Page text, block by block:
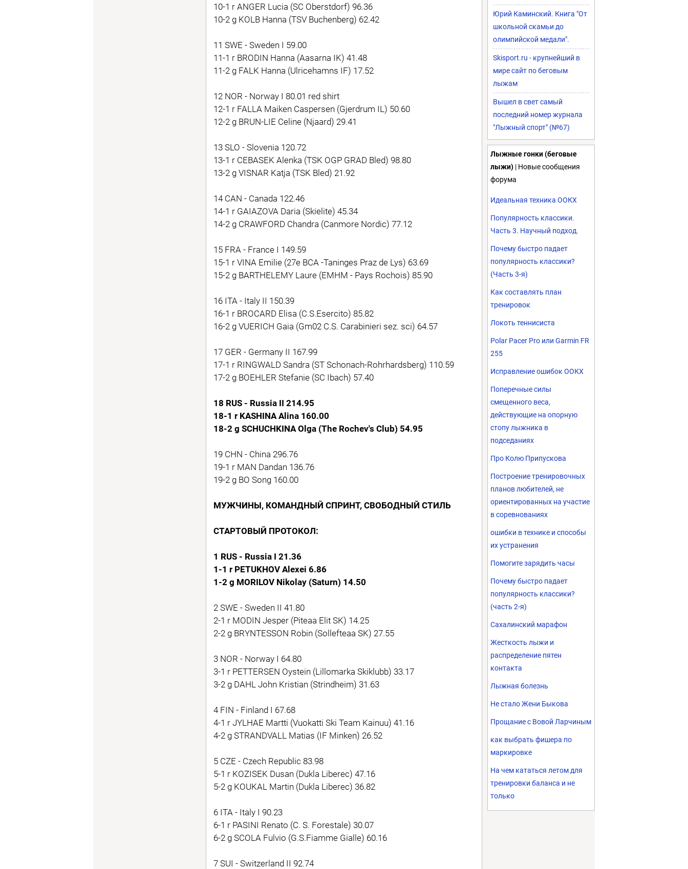
10-1 r ANGER Lucia (SC Oberstdorf) 96.36
10-2 g KOLB Hanna (TSV Buchenberg) 62.42
11 SWE - Sweden I 59.00
11-1 r BRODIN Hanna (Aasarna IK) 41.48
11-2 g FALK Hanna (Ulricehamns IF) 17.52
12 NOR - Norway I 80.01 red shirt
12-1 r FALLA Maiken Caspersen (Gjerdrum IL) 50.60
12-2 g BRUN-LIE Celine (Njaard) 29.41
13 SLO - Slovenia 120.72
13-1 r CEBASEK Alenka (TSK OGP GRAD Bled) 98.80
13-2 g VISNAR Katja (TSK Bled) 21.92
14 CAN - Canada 122.46
14-1 r GAIAZOVA Daria (Skielite) 45.34
14-2 g CRAWFORD Chandra (Canmore Nordic) 77.12
15 FRA - France I 149.59
15-1 r VINA Emilie (27e BCA -Taninges Praz de Lys) 63.69
15-2 g BARTHELEMY Laure (EMHM - Pays Rochois) 85.90
16 ITA - Italy II 150.39
16-1 r BROCARD Elisa (C.S.Esercito) 85.82
16-2 g VUERICH Gaia (Gm02 C.S. Carabinieri sez. sci) 64.57
17 GER - Germany II 167.99
17-1 r RINGWALD Sandra (ST Schonach-Rohrhardsberg) 110.59
17-2 g BOEHLER Stefanie (SC Ibach) 57.40
18 RUS - Russia II 214.95
18-1 r KASHINA Alina 160.00
18-2 g SCHUCHKINA Olga (The Rochev's Club) 54.95
19 CHN - China 296.76
19-1 r MAN Dandan 136.76
19-2 g BO Song 160.00
МУЖЧИНЫ, КОМАНДНЫЙ СПРИНТ, СВОБОДНЫЙ СТИЛЬ
СТАРТОВЫЙ ПРОТОКОЛ:
1 RUS - Russia I 21.36
1-1 r PETUKHOV Alexei 6.86
1-2 g MORILOV Nikolay (Saturn) 14.50
2 SWE - Sweden II 41.80
2-1 r MODIN Jesper (Piteaa Elit SK) 14.25
2-2 g BRYNTESSON Robin (Sollefteaa SK) 27.55
3 NOR - Norway I 64.80
3-1 r PETTERSEN Oystein (Lillomarka Skiklubb) 33.17
3-2 g DAHL John Kristian (Strindheim) 31.63
4 FIN - Finland I 67.68
4-1 r JYLHAE Martti (Vuokatti Ski Team Kainuu) 41.16
4-2 g STRANDVALL Matias (IF Minken) 26.52
5 CZE - Czech Republic 83.98
5-1 r KOZISEK Dusan (Dukla Liberec) 47.16
5-2 g KOUKAL Martin (Dukla Liberec) 36.82
6 ITA - Italy I 90.23
6-1 r PASINI Renato (C. S. Forestale) 30.07
6-2 g SCOLA Fulvio (G.S.Fiamme Gialle) 60.16
7 SUI - Switzerland II 92.74
Юрий Каминский. Книга "От
школьной скамьи до
олимпийской медали".
Skisport.ru - крупнейший в
мире сайт по беговым
лыжам
Вышел в свет самый
последний номер журнала
"Лыжный спорт" (№67)
Лыжные гонки (беговые
лыжи) | Новые сообщения
форума
Идеальная техника ООКХ
Популярность классики.
Часть 3. Научный подход.
Почему быстро падает
популярность классики?
(Часть 3-я)
Как составлять план
тренировок
Локоть теннисиста
Polar Pacer Pro или Garmin FR
255
Исправление ошибок ООКХ
Поперечные силы
смещенного веса,
действующие на опорную
стопу лыжника в
подседаниях
Про Колю Припускова
Построение тренировочных
планов любителей, не
ориентированных на участие
в соревнованиях
ошибки в технике и способы
их устранения
Помогите зарядить часы
Почему быстро падает
популярность классики?
(часть 2-я)
Сахалинский марафон
Жесткость лыжи и
распределение пятен
контакта
Лыжная болезнь
Не стало Жени Быкова
Прощание с Вовой Ларчиным
как выбрать фишера по
маркировке
На чем кататься летом для
тренировки баланса и не
только